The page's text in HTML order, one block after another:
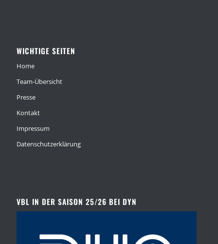
WICHTIGE SEITEN
Home
Team-Übersicht
Presse
Kontakt
Impressum
Datenschutzerklärung
VBL IN DER SAISON 25/26 BEI DYN